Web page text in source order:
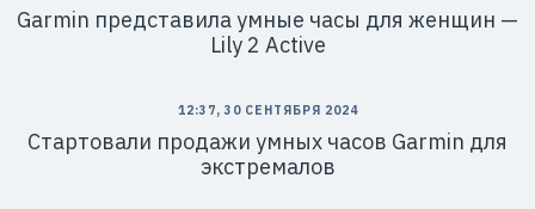
Garmin представила умные часы для женщин —
Lily 2 Active
12:37, 30 СЕНТЯБРЯ 2024
Стартовали продажи умных часов Garmin для
экстремалов